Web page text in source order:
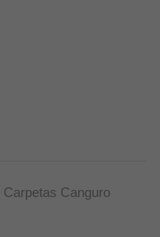
Carpetas Canguro